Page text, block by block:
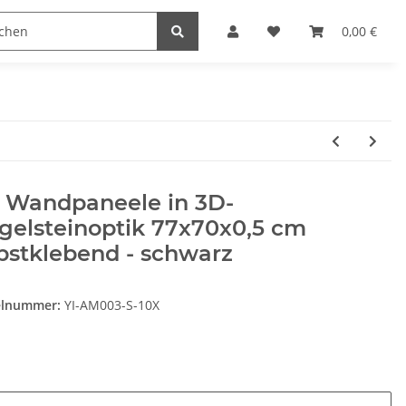
0,00 €
Haushaltswaren
Wandpaneele in 3D-
77x70x0,5 cm
- schwarz
YI-AM003-S-10X